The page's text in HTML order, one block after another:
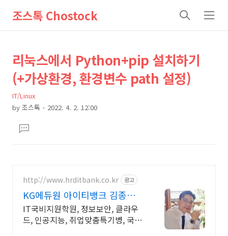
조스톡 Chostock
검
메
상
세
컨
텐
츠
본
문
제
목
리눅스에서 Python+pip 설치하기
(+가상환경, 환경변수 path 설정)
IT/Linux
by 조스톡 2022. 4. 2. 12:00
문댓
글
http://www.hrditbank.co.kr 광고
KG에듀원 아이티뱅크 김종수
27년경력전문가 IT취업상담
IT국비지원학원, 정보보안, 클라우
드, 인공지능, 취업맞춤특기병, 국비